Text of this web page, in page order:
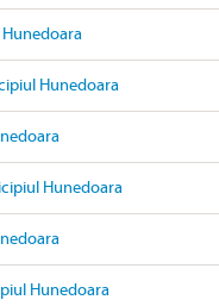
Hunedoara
Hunedoara
Hunedoara